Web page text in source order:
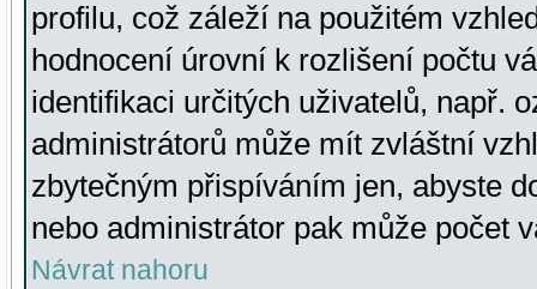
profilu, což záleží na použitém
hodnocení úrovní k rozlišení počtu
identifikaci určitých uživatelů, např.
administrátorů může mít zvláštní
zbytečným přispíváním jen, abyste
nebo administrátor pak může počet
Návrat nahoru